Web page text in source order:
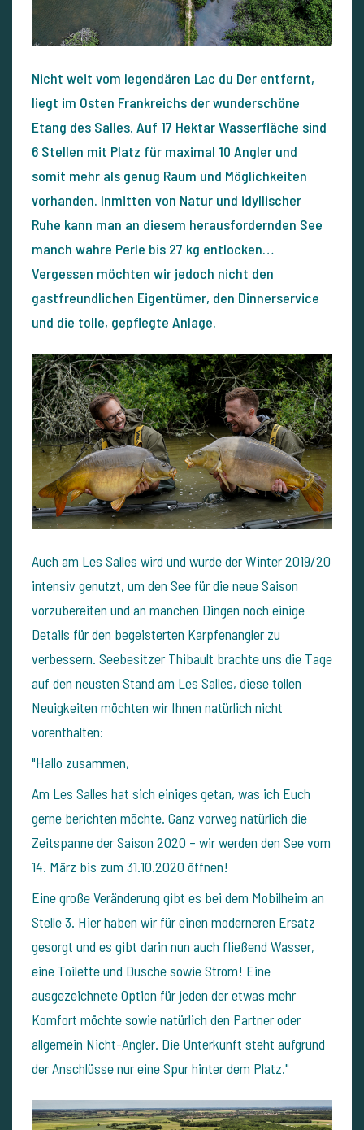
Nicht weit vom legendären Lac du Der entfernt,
liegt im Osten Frankreichs der wunderschöne
Etang des Salles. Auf 17 Hektar Wasserfläche sind
6 Stellen mit Platz für maximal 10 Angler und
somit mehr als genug Raum und Möglichkeiten
vorhanden. Inmitten von Natur und idyllischer
Ruhe kann man an diesem herausfordernden See
manch wahre Perle bis 27 kg entlocken…
Vergessen möchten wir jedoch nicht den
gastfreundlichen Eigentümer, den Dinnerservice
und die tolle, gepflegte Anlage.
Auch am Les Salles wird und wurde der Winter 2019/20
intensiv genutzt, um den See für die neue Saison
vorzubereiten und an manchen Dingen noch einige
Details für den begeisterten Karpfenangler zu
verbessern. Seebesitzer Thibault brachte uns die Tage
auf den neusten Stand am Les Salles, diese tollen
Neuigkeiten möchten wir Ihnen natürlich nicht
vorenthalten:
"Hallo zusammen,
Am Les Salles hat sich einiges getan, was ich Euch
gerne berichten möchte. Ganz vorweg natürlich die
Zeitspanne der Saison 2020 – wir werden den See vom
14. März bis zum 31.10.2020 öffnen!
Eine große Veränderung gibt es bei dem Mobilheim an
Stelle 3. Hier haben wir für einen moderneren Ersatz
gesorgt und es gibt darin nun auch fließend Wasser,
eine Toilette und Dusche sowie Strom! Eine
ausgezeichnete Option für jeden der etwas mehr
Komfort möchte sowie natürlich den Partner oder
allgemein Nicht-Angler. Die Unterkunft steht aufgrund
der Anschlüsse nur eine Spur hinter dem Platz."